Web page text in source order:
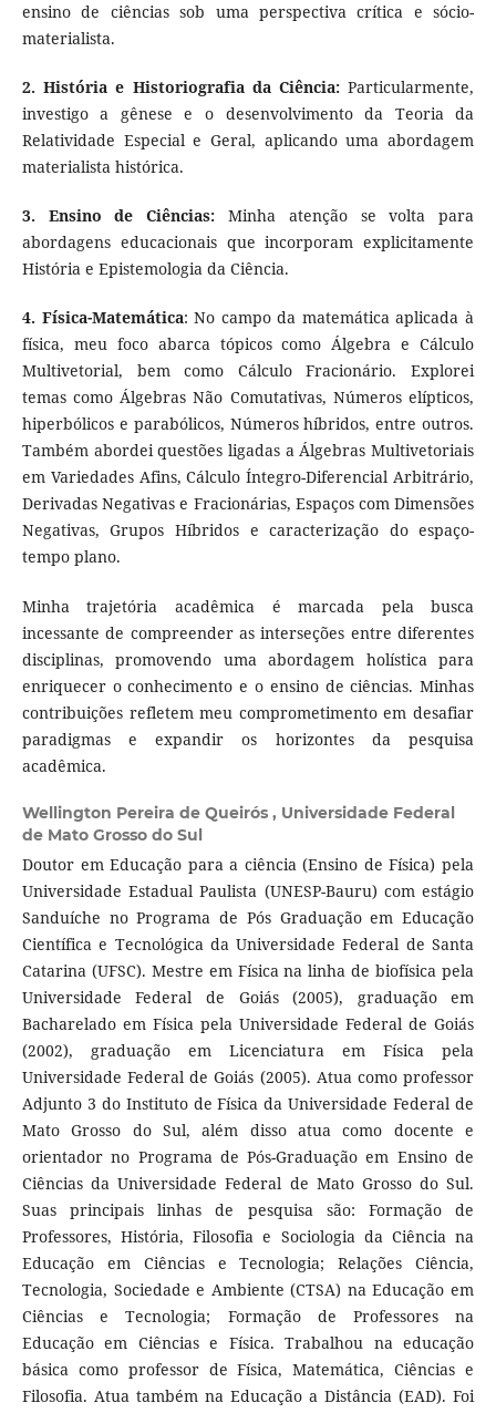
ensino de ciências sob uma perspectiva crítica e sócio-
materialista.
2. História e Historiografia da Ciência:Particularmente,
investigo a gênese e o desenvolvimento da Teoria da
Relatividade Especial e Geral, aplicando uma abordagem
materialista histórica.
3. Ensino de Ciências: Minha atenção se volta para
abordagens educacionais que incorporam explicitamente
História e Epistemologia da Ciência.
4. Física-Matemática: No campo da matemática aplicada à
física, meu foco abarca tópicos como Álgebra e Cálculo
Multivetorial, bem como Cálculo Fracionário. Explorei
temas como Álgebras Não Comutativas, Números elípticos,
hiperbólicos e parabólicos, Números híbridos, entre outros.
Também abordei questões ligadas a Álgebras Multivetoriais
em Variedades Afins, Cálculo Íntegro-Diferencial Arbitrário,
Derivadas Negativas e Fracionárias, Espaços com Dimensões
Negativas, Grupos Híbridos e caracterização do espaço-
tempo plano.
Minha trajetória acadêmica é marcada pela busca
incessante de compreender as interseções entre diferentes
disciplinas, promovendo uma abordagem holística para
enriquecer o conhecimento e o ensino de ciências. Minhas
contribuições refletem meu comprometimento em desafiar
paradigmas e expandir os horizontes da pesquisa
acadêmica.
Wellington Pereira de Queirós , Universidade Federal
de Mato Grosso do Sul
Doutor em Educação para a ciência (Ensino de Física) pela
Universidade Estadual Paulista (UNESP-Bauru) com estágio
Sanduíche no Programa de Pós Graduação em Educação
Científica e Tecnológica da Universidade Federal de Santa
Catarina (UFSC). Mestre em Física na linha de biofísica pela
Universidade Federal de Goiás (2005), graduação em
Bacharelado em Física pela Universidade Federal de Goiás
(2002), graduação em Licenciatura em Física pela
Universidade Federal de Goiás (2005). Atua como professor
Adjunto 3 do Instituto de Física da Universidade Federal de
Mato Grosso do Sul, além disso atua como docente e
orientador no Programa de Pós-Graduação em Ensino de
Ciências da Universidade Federal de Mato Grosso do Sul.
Suas principais linhas de pesquisa são: Formação de
Professores, História, Filosofia e Sociologia da Ciência na
Educação em Ciências e Tecnologia; Relações Ciência,
Tecnologia, Sociedade e Ambiente (CTSA) na Educação em
Ciências e Tecnologia; Formação de Professores na
Educação em Ciências e Física. Trabalhou na educação
básica como professor de Física, Matemática, Ciências e
Filosofia. Atua também na Educação a Distância (EAD). Foi